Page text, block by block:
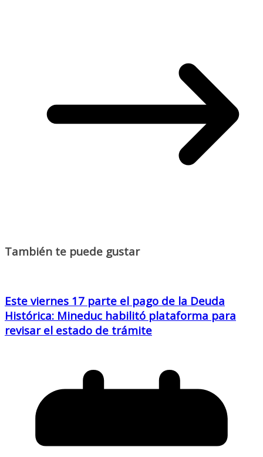
También te puede gustar
Este viernes 17 parte el pago de la Deuda
Histórica: Mineduc habilitó plataforma para
revisar el estado de trámite